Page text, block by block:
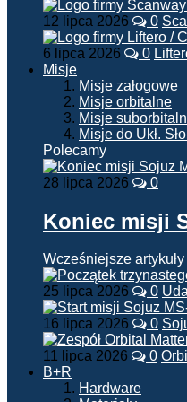
12 lipca 2026 0
6 lipca 2026 0
Misje
Misje załogowe
Misje orbitalne
Misje
Misje do Ukł.
Polecamy
28 lipca 2026 0
Koniec misji
Wcześniejsze artykuły
25 lipca 2026 0
16 lipca 2026 0
11 lipca 2026 0
B+R
Hardware